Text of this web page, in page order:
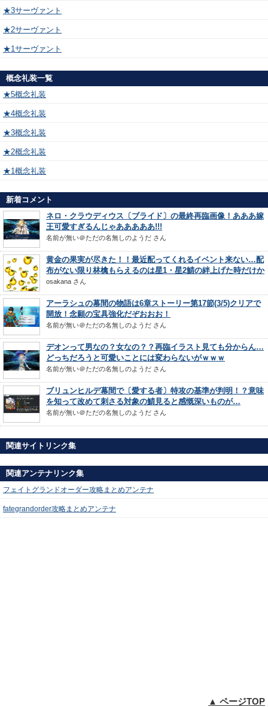
★3サーヴァント
★2サーヴァント
★1サーヴァント
概念礼装一覧
★5概念礼装
★4概念礼装
★3概念礼装
★2概念礼装
★1概念礼装
新着コメント
ネロ・クラウディウス〔ブライド〕の最終再臨画像！あああ嫁
王可愛すぎるんじゃあああああ!!!
名前が無い＠ただの名無しのようだ さん
黄金の果実が尽きた！！最近配ってくれるイベント来ない…配
布がない限り林檎もらえるのは星1・星2鯖の絆上げた時だけか
osakana さん
アーラシュの幕間の物語は6章ストーリー第17節(3/5)クリアで
開放！念願の宝具強化だぞおおお！
名前が無い＠ただの名無しのようだ さん
デオンって男なの？女なの？？再臨イラスト見ても分からん…
どっちだろうと可愛いことには変わらないがｗｗｗ
名前が無い＠ただの名無しのようだ さん
ブリュンヒルデ幕間で〔愛する者〕特攻の基準が判明！？意味
を知って改めて刺さる対象の鯖見ると感慨深いものが…
名前が無い＠ただの名無しのようだ さん
関連サイトリンク集
関連アンテナリンク集
フェイトグランドオーダー攻略まとめアンテナ
fategrandorder攻略まとめアンテナ
▲ ページTOP